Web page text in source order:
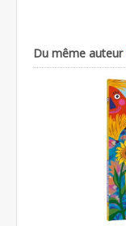
Du même auteur